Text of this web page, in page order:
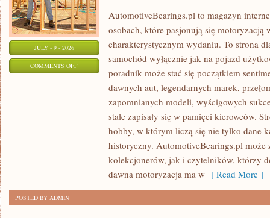
JULY - 9 - 2026
COMMENTS OFFON
SAMOCHODY
AutomotiveBearings.pl to magazyn
osobach, które pasjonują się motoryzacją
charakterystycznym wydaniu. To strona
samochód wyłącznie jak na pojazd
poradnik może stać się początkiem
dawnych aut, legendarnych marek,
zapomnianych modeli, wyścigowych
stałe zapisały się w pamięci kierowców.
hobby, w którym liczą się nie tylko dane
historyczny. AutomotiveBearings.pl może
kolekcjonerów, jak i czytelników, którzy
dawna motoryzacja ma w [ Read More ]
POSTED BY ADMIN